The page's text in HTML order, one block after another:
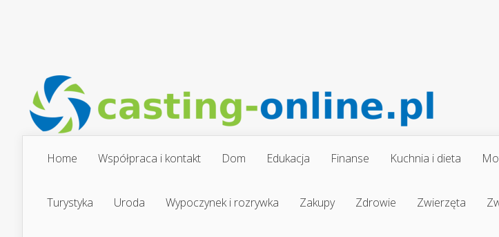
Home Współpraca i kontakt Dom Edukacja Finanse Kuchnia i dieta
Turystyka Uroda Wypoczynek i rozrywka Zakupy Zdrowie Zwierzęta